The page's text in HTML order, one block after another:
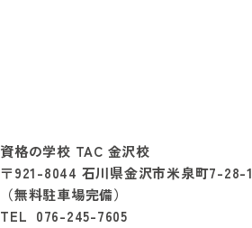
資格の学校 TAC 金沢校
〒921-8044 石川県金沢市米泉町7-28-1
（無料駐車場完備）
TEL 076-245-7605